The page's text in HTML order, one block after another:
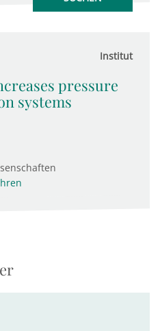
Institut
pressure
systems